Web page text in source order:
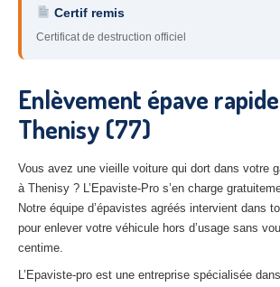
51 – Marne
– Eure-et-Loir
27– Eure
– Aube
02– Aisne
Tousles secteurs
CENTREVHU AGRÉE
Certif remis
Certificat de destruction officiel
Enlèvement épave
Thenisy (77)
Vous avez une vieille voiture qui dort dans votre
à Thenisy ? L’Epaviste-Pro s’en charge
Notre équipe d’épavistes agréés intervient dans
pour enlever votre véhicule hors d’usage sans
centime.
L’Epaviste-pro est une entreprise spécialisée dans